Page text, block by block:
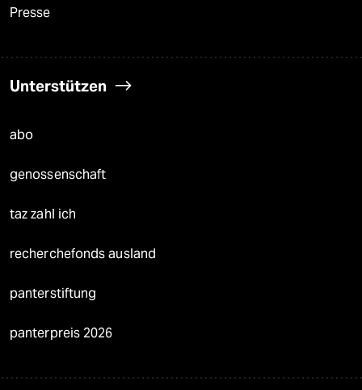
Presse
Unterstützen
abo
genossenschaft
taz zahl ich
recherchefonds ausland
panterstiftung
panterpreis 2026